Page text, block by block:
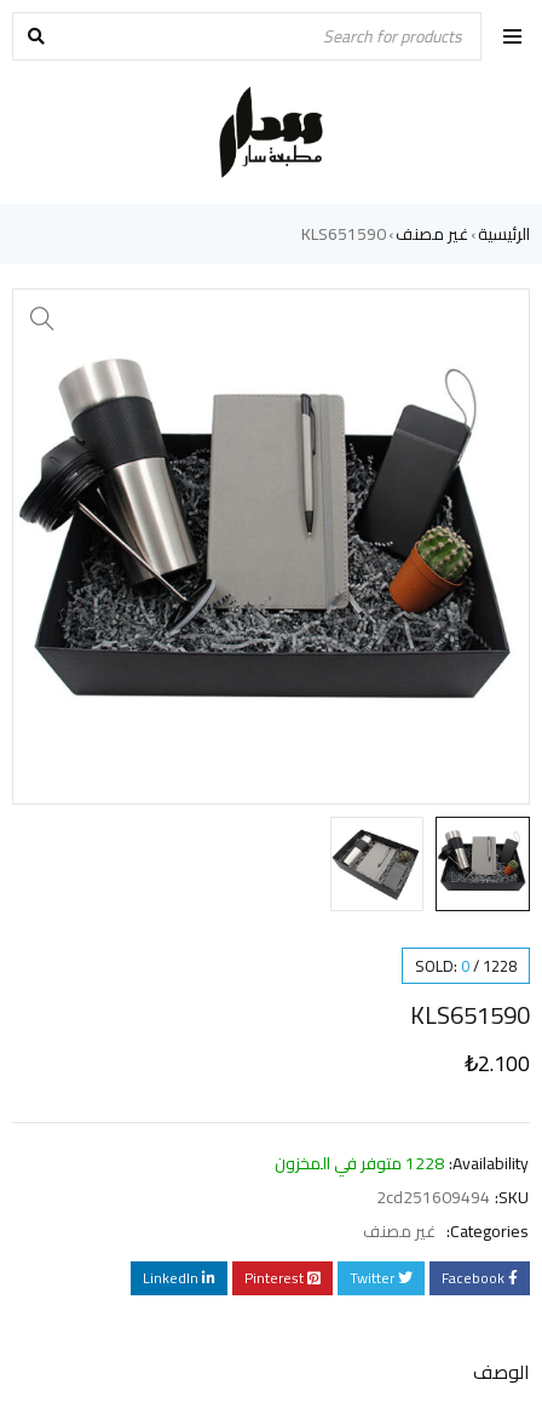
الرئيسية›غير مصنف›
KLS651590
SOLD: 0/1228
KLS651590
₺2.100
Availability: 1228 متوفر في المخزون
SKU:
2cd251609494
Categories: غير مصنف
Facebook
Twitter
Pinterest
LinkedIn
الوصف